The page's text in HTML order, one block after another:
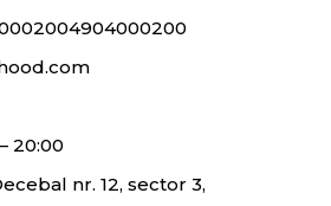
20:00
nr. 12, sector 3,